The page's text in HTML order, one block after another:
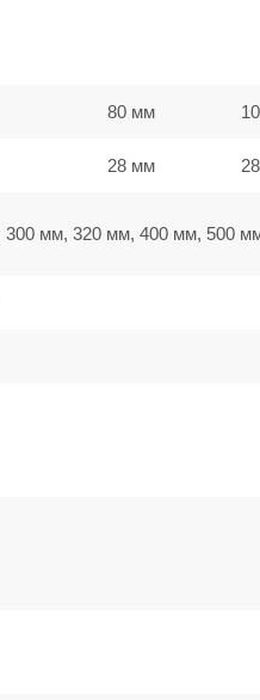
80 мм
28 мм
мм, 320 мм, 400 мм, 500